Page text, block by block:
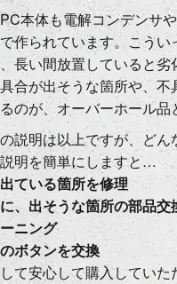
本体も電解コンデンサ
作られています。こうい
長い間放置していると劣
合が出そうな箇所や、不
のが、オーバーホール品
説明は以上ですが、どん
明を簡単にしますと…
ている箇所を修理
、出そうな箇所の部品交
ニング
ボタンを交換
て安心して購入していた